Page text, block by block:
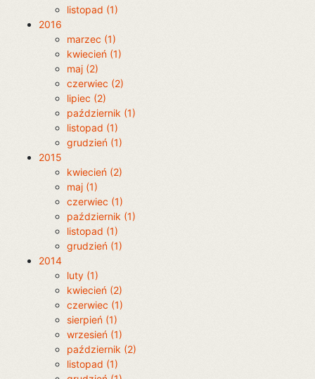
listopad (1)
2016
marzec (1)
kwiecień (1)
maj (2)
czerwiec (2)
lipiec (2)
październik (1)
listopad (1)
grudzień (1)
2015
kwiecień (2)
maj (1)
czerwiec (1)
październik (1)
listopad (1)
grudzień (1)
2014
luty (1)
kwiecień (2)
czerwiec (1)
sierpień (1)
wrzesień (1)
październik (2)
listopad (1)